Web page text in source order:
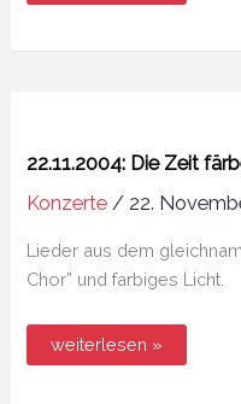
22.11.2004: Die Zeit
Konzerte/ 22.
Lieder aus dem
Chor” und farbiges Licht.
22.11.2004:
weiterlesen »